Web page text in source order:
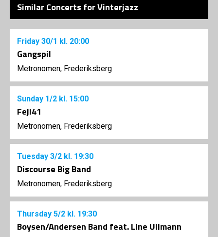
Similar Concerts for Vinterjazz
Friday 30/1 kl. 20:00
Gangspil
Metronomen, Frederiksberg
Sunday 1/2 kl. 15:00
Fejl41
Metronomen, Frederiksberg
Tuesday 3/2 kl. 19:30
Discourse Big Band
Metronomen, Frederiksberg
Thursday 5/2 kl. 19:30
Boysen/Andersen Band feat. Line Ullmann